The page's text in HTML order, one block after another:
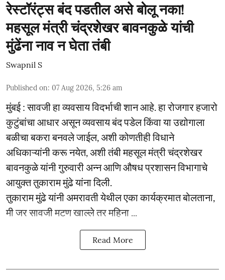
रेस्टॉरंट्स बंद पडतील असे बोलू नका!
महसूल मंत्री चंद्रशेखर बावनकुळे यांची
मुंढेंना नाव न घेता तंबी
Swapnil S
Published on: 07 Aug 2026, 5:26 am
मुंबई : सावजी हा व्यवसाय विदर्भाची शान आहे. हा रोजगार हजारो
कुटुंबांचा आधार असून व्यवसाय बंद पडेल किंवा या उद्योगाला
बळीचा बकरा बनवले जाईल, अशी कोणतीही विधाने
अधिकाऱ्यांनी करू नयेत, अशी तंबी महसूल मंत्री चंद्रशेखर
बावनकुळे यांनी गुरुवारी अन्न आणि औषध प्रशासन विभागाचे
आयुक्त तुकाराम मुंढे यांना दिली.
तुकाराम मुंढे यांनी अमरावती येथील एका कार्यक्रमात बोलताना,
मी जर सावजी मटण खाल्ले तर महिना ...
Read More